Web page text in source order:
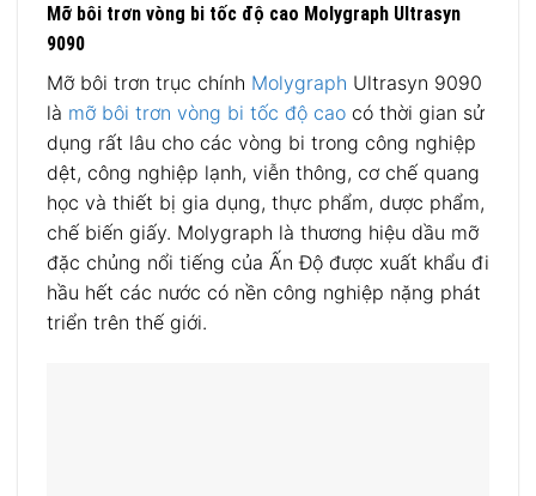
Mỡ bôi trơn vòng bi tốc độ cao Molygraph Ultrasyn
9090
Mỡ bôi trơn trục chính Molygraph Ultrasyn 9090
là mỡ bôi trơn vòng bi tốc độ cao có thời gian sử
dụng rất lâu cho các vòng bi trong công nghiệp
dệt, công nghiệp lạnh, viễn thông, cơ chế quang
học và thiết bị gia dụng, thực phẩm, dược phẩm,
chế biến giấy. Molygraph là thương hiệu dầu mỡ
đặc chủng nổi tiếng của Ấn Độ được xuất khẩu đi
hầu hết các nước có nền công nghiệp nặng phát
triển trên thế giới.